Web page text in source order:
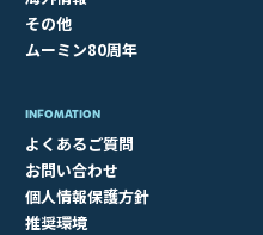
その他
ムーミン80周年
INFOMATION
よくあるご質問
お問い合わせ
個人情報保護方針
推奨環境